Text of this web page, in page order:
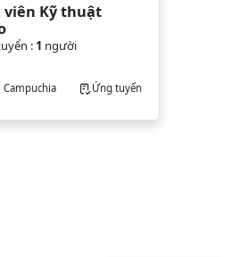
viên Kỹ thuật
: 1 người
Campuchia Ứng tuyển